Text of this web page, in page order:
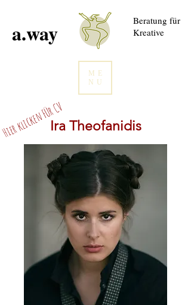
ME
NU
Beratung für
Kreative
a.way
Ira Theofanidis
Hier klicken FÜr CV